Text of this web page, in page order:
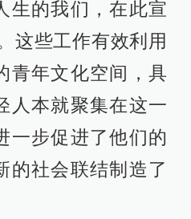
生的我们，在此宣
这些工作有效利用
青年文化空间，具
人本就聚集在这一
一步促进了他们的
的社会联结制造了